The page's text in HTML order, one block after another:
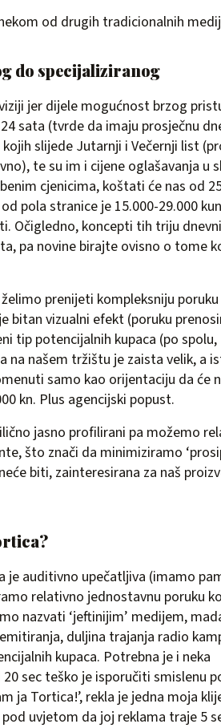
od drugih tradicionalnih
do specijaliziranog
jer dijele mogućnost brzog
sata (tvrde da imaju prosječnu
slijede Jutarnji i Večernji list
te su im i cijene oglašavanja u
cjenicima, koštati će nas od
pola stranice je 15.000-29.000
Očigledno, koncepti tih triju
pa novine birajte ovisno o tome
prenijeti kompleksniju
bitan vizualni efekt (poruku
tip potencijalnih kupaca (po spolu,
na našem tržištu je zaista velik, a
samo kao orijentaciju da će
kn. Plus agencijski popust.
jasno profilirani pa možemo
što znači da minimiziramo
biti, zainteresirana za naš
je auditivno upečatljiva (imamo
relativno jednostavnu poruku
nazvati ‘jeftinijim’ medijem,
duljina trajanja radio
kupaca. Potrebna je i neka
sec teško je isporučiti smislenu
ja Tortica!’, rekla je jedna moja
uvjetom da joj reklama traje 5